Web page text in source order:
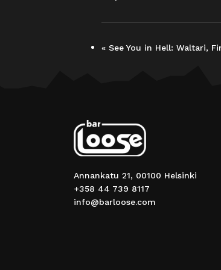
« See You in Hell: Waltari,
Annankatu 21, 00100 Helsinki
+358 44 739 8117
info@barloose.com